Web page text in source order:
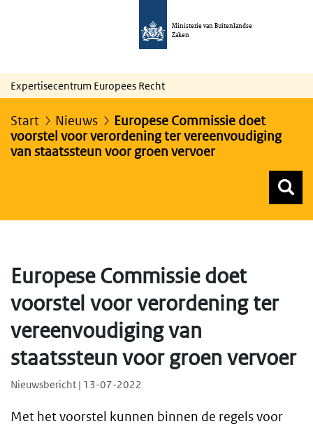
Ministerie van Buitenlandse
Zaken
Expertisecentrum Europees Recht
Start Nieuws
Europese Commissie doet
voorstel voor verordening ter vereenvoudiging
van staatssteun voor groen vervoer
Europese Commissie doet
voorstel voor verordening ter
vereenvoudiging van
staatssteun voor groen vervoer
Nieuwsbericht | 13-07-2022
Met het voorstel kunnen binnen de regels voor